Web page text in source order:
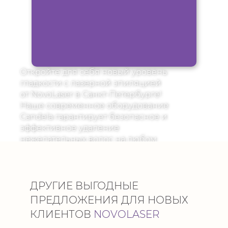
Откройте для себя новый уровень
гладкости с лазерной эпиляцией
от NovoLaser в Санкт-Петербурге!
Наше современное оборудование
Candela гарантирует безопасное и
эффективное удаление
нежелательных волос на любом
выберите долговременный
результат с лазерной эпиляцией
Candela.
ДРУГИЕ ВЫГОДНЫЕ
ПРЕДЛОЖЕНИЯ ДЛЯ НОВЫХ
КЛИЕНТОВ NOVOLASER